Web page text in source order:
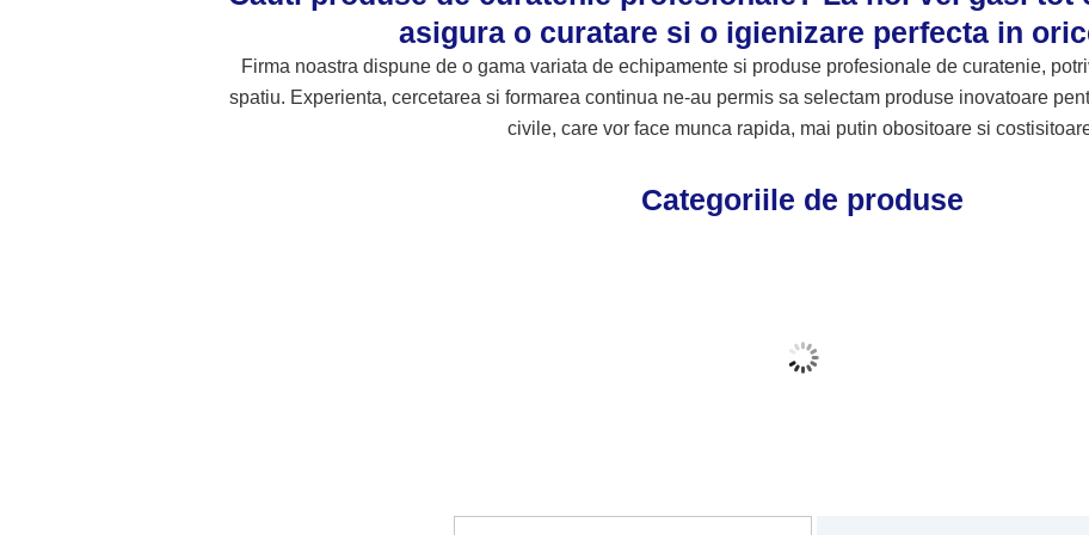
asigura o curatare si o igienizare perfecta in
Firma noastra dispune de o gama variata de echipamente si produse profesionale de curatenie,
spatiu. Experienta, cercetarea si formarea continua ne-au permis sa selectam produse inovatoare
civile, care vor face munca rapida, mai putin obositoare si
Categoriile de produse